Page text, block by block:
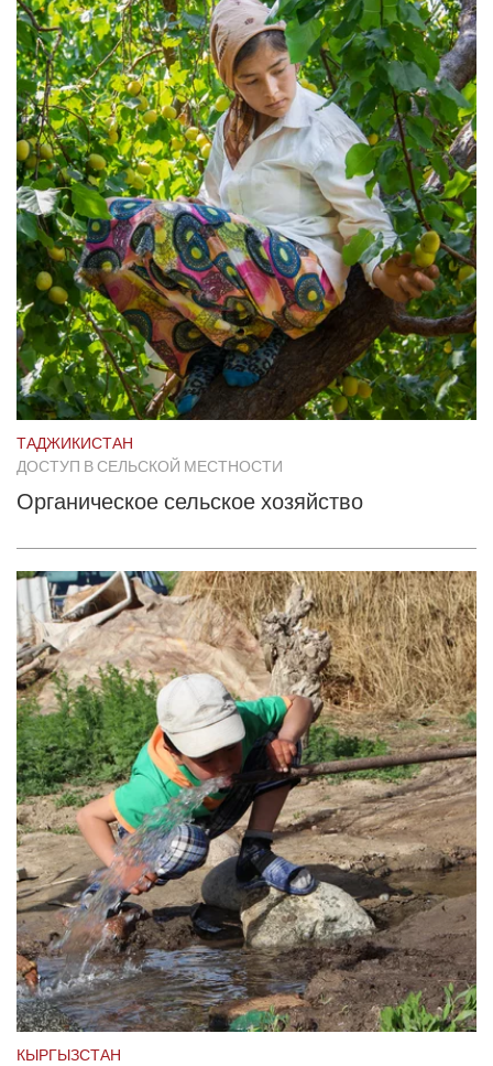
ТАДЖИКИСТАН
ДОСТУП В СЕЛЬСКОЙ МЕСТНОСТИ
Органическое сельское хозяйство
КЫРГЫЗСТАН